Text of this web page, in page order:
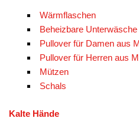
Wärmflaschen
Beheizbare Unterwäsche
Pullover für Damen aus
Pullover für Herren aus
Mützen
Schals
Kalte Hände